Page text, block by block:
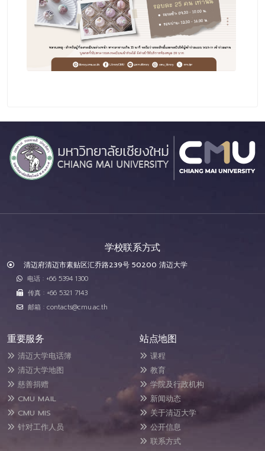
学校联系方式
清迈府清迈市素贴区汇乔路239号 50200 清迈大学
电话 : +66 5394 1300
传真 : +66 5321 7143
邮箱 : contacts@cmu.ac.th
重要服务
清迈大学电话簿
清迈大学地图
慈善捐赠
CMU MAIL
CMU MIS
针对工作人员
站点地图
课程
教育
学院及行政机构
新闻动态
关于清迈大学
公开信息
联系方式